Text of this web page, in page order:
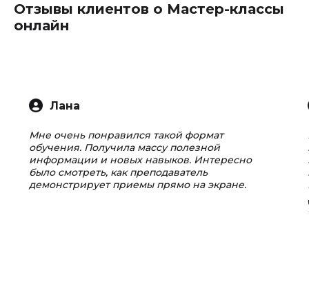
Отзывы клиентов о Мастер-классы
онлайн
Лана
Мне очень понравился такой формат
обучения. Получила массу полезной
информации и новых навыков. Интересно
было смотреть, как преподаватель
демонстрирует приемы прямо на экране.